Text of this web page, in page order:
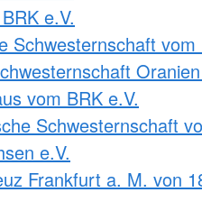
e.V.
Schwesternschaft vom
vom BRK e.V.
Schwesternschaft
e.V.
Frankfurt a. M. von